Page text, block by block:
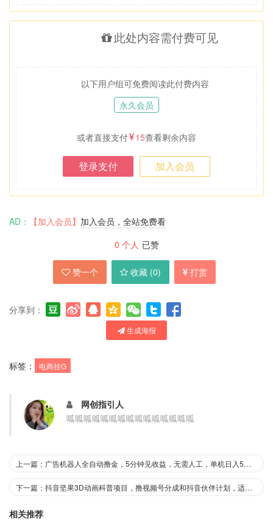
此处内容需付费可见
以下用户组可免费阅读此付费内容
永久会员
或者直接支付 15查看剩余内容
登录支付 加入会员
AD： 【加入会员】 加入会员，全站免费看
0 个人 已赞
赞一个 收藏 (0) 打赏
分享到：
生成海报
标签： 电商挂G
网创指引人
呱呱呱呱呱呱呱呱呱呱呱呱呱呱呱
上一篇：广告机器人全自动撸金，5分钟见收益，无需人工，单机日入5张+【揭秘】
下一篇：抖音坚果3D动画科普项目，撸视频号分成和抖音伙伴计划，适合零基础小白
相关推荐